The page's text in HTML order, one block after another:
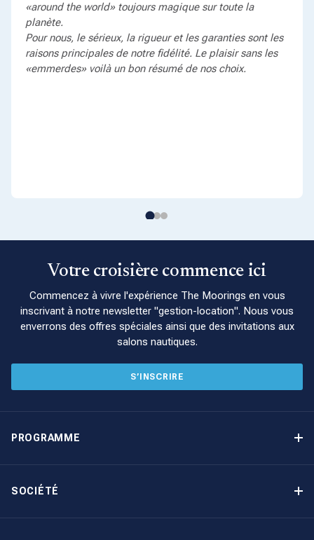
«around the world» toujours magique sur toute la
planète.
Pour nous, le sérieux, la rigueur et les garanties sont les
raisons principales de notre fidélité. Le plaisir sans les
«emmerdes» voilà un bon résumé de nos choix.
Votre croisière commence ici
Commencez à vivre l'expérience The Moorings en vous
inscrivant à notre newsletter "gestion-location". Nous vous
enverrons des offres spéciales ainsi que des invitations aux
salons nautiques.
S’INSCRIRE
PROGRAMME
Avantages
SOCIÉTÉ